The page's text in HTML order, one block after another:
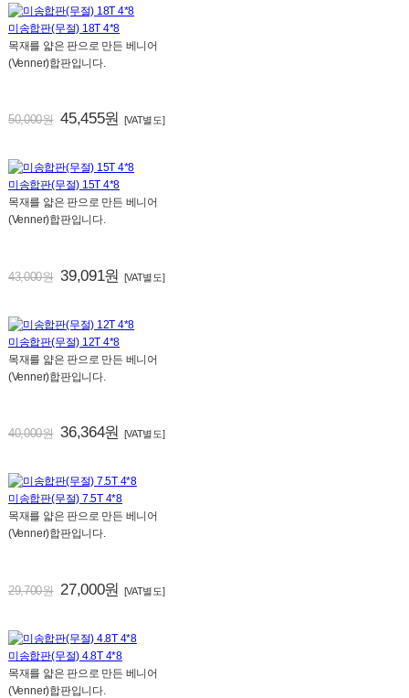
미송합판(무절) 18T 4*8
목재를 얇은 판으로 만든 베니어
(Venner)합판입니다.
50,000원 45,455원 [VAT별도]
미송합판(무절) 15T 4*8
목재를 얇은 판으로 만든 베니어
(Venner)합판입니다.
43,000원 39,091원 [VAT별도]
미송합판(무절) 12T 4*8
목재를 얇은 판으로 만든 베니어
(Venner)합판입니다.
40,000원 36,364원 [VAT별도]
미송합판(무절) 7.5T 4*8
목재를 얇은 판으로 만든 베니어
(Venner)합판입니다.
29,700원 27,000원 [VAT별도]
미송합판(무절) 4.8T 4*8
목재를 얇은 판으로 만든 베니어
(Venner)합판입니다.